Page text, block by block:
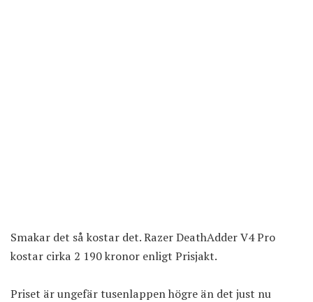
Smakar det så kostar det.Razer DeathAdder V4 Pro
kostar cirka 2 190 kronor enligt Prisjakt.
Priset är ungefär tusenlappen högre än det just nu